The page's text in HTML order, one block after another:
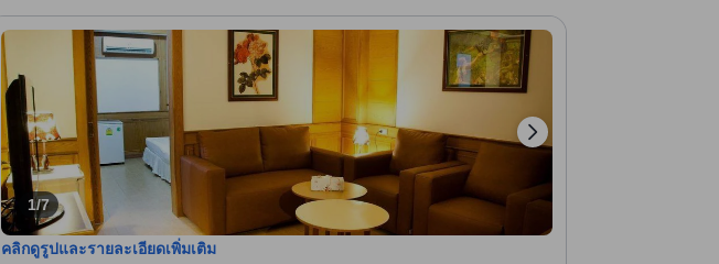
1/7
คลิกดูรูปและรายละเอียดเพิ่มเติม